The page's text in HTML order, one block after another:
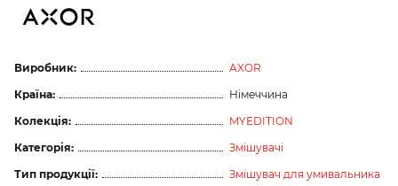
Виробник:
AXOR
Країна:
Німеччина
Колекція:
MYEDITION
Категорія:
Змішувачі
Тип продукції:
Змішувач для умивальника